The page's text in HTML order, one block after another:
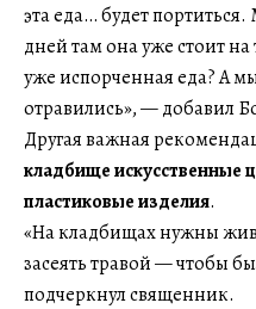
эта еда… будет
дней там она уже стоит
уже испорченная еда? А
отравились», — добавил
Другая важная
кладбище искусственные
пластиковые изделия.
«На кладбищах нужны
засеять травой — чтобы
подчеркнул священник.